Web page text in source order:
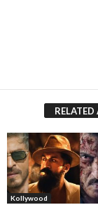
RELATED
Kollywood